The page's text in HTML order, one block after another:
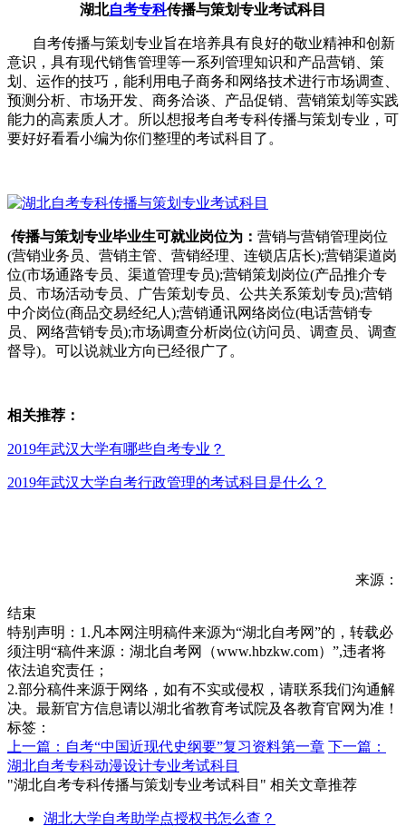
湖北自考专科传播与策划专业考试科目
自考传播与策划专业旨在培养具有良好的敬业精神和创新
意识，具有现代销售管理等一系列管理知识和产品营销、策
划、运作的技巧，能利用电子商务和网络技术进行市场调查、
预测分析、市场开发、商务洽谈、产品促销、营销策划等实践
能力的高素质人才。所以想报考自考专科传播与策划专业，可
要好好看看小编为你们整理的考试科目了。
传播与策划专业毕业生可就业岗位为： 营销与营销管理岗位
(营销业务员、营销主管、营销经理、连锁店店长);营销渠道岗
位(市场通路专员、渠道管理专员);营销策划岗位(产品推介专
员、市场活动专员、广告策划专员、公共关系策划专员);营销
中介岗位(商品交易经纪人);营销通讯网络岗位(电话营销专
员、网络营销专员);市场调查分析岗位(访问员、调查员、调查
督导)。可以说就业方向已经很广了。
相关推荐：
2019年武汉大学有哪些自考专业？
2019年武汉大学自考行政管理的考试科目是什么？
来源：
结束
特别声明：1.凡本网注明稿件来源为“湖北自考网”的，转载必
须注明“稿件来源：湖北自考网（www.hbzkw.com）”,违者将
依法追究责任；
2.部分稿件来源于网络，如有不实或侵权，请联系我们沟通解
决。最新官方信息请以湖北省教育考试院及各教育官网为准！
标签：
上一篇：自考“中国近现代史纲要”复习资料第一章 下一篇：
湖北自考专科动漫设计专业考试科目
"湖北自考专科传播与策划专业考试科目" 相关文章推荐
湖北大学自考助学点授权书怎么查？